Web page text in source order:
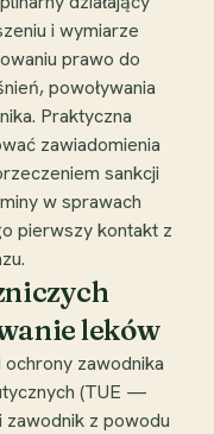
i wymiarze
prawo do
powoływania
Praktyczna
zawiadomienia
sankcji
w sprawach
pierwszy kontakt z
leków
zawodnika
(TUE —
z powodu